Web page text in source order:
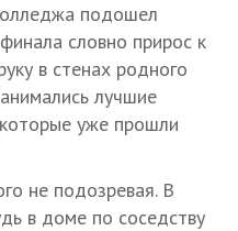
подошел
словно прирос к
в стенах родного
лучшие
уже прошли
не подозревая. В
в доме по соседству